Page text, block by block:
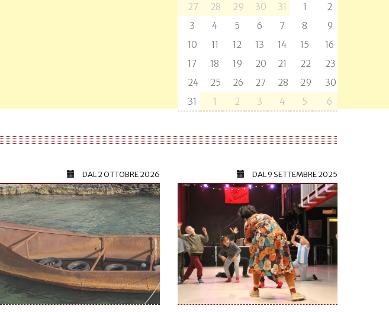
27 28 29 30 31 1
2
3
4 5 6 7 8
9
10
11 12 13 14 15
16
17
18 19 20 21 22
23
24
25 26 27 28 29
30
31
1 2 3 4 5 6
DAL2 OTTOBRE 2026 DAL9 SETTEMBRE 2025